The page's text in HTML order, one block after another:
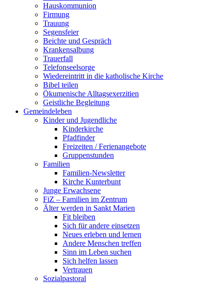
Hauskommunion
Firmung
Trauung
Segensfeier
Beichte und Gespräch
Krankensalbung
Trauerfall
Telefonseelsorge
Wiedereintritt in die katholische Kirche
Bibel teilen
Ökumenische Alltagsexerzitien
Geistliche Begleitung
Gemeindeleben
Kinder und Jugendliche
Kinderkirche
Pfadfinder
Freizeiten / Ferienangebote
Gruppenstunden
Familien
Familien-Newsletter
Kirche Kunterbunt
Junge Erwachsene
FiZ – Familien im Zentrum
Älter werden in Sankt Marien
Fit bleiben
Sich für andere einsetzen
Neues erleben und lernen
Andere Menschen treffen
Sinn im Leben suchen
Sich helfen lassen
Vertrauen
Sozialpastoral